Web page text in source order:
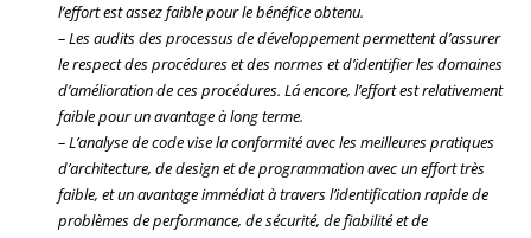
l’effort est assez faible pour le bénéfice obtenu.
– Les audits des processus de développement permettent d’assurer
le respect des procédures et des normes et d’identifier les domaines
d’amélioration de ces procédures. Lá encore, l’effort est relativement
faible pour un avantage à long terme.
– L’analyse de code vise la conformité avec les meilleures pratiques
d’architecture, de design et de programmation avec un effort très
faible, et un avantage immédiat à travers l’identification rapide de
problèmes de performance, de sécurité, de fiabilité et de